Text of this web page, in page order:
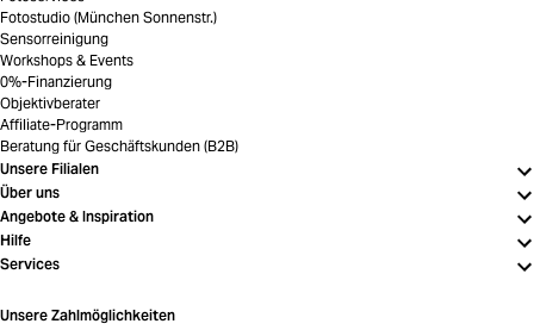
Fotostudio (München Sonnenstr.)
Sensorreinigung
Workshops & Events
0%-Finanzierung
Objektivberater
Affiliate-Programm
Beratung für Geschäftskunden (B2B)
Unsere Filialen
Über uns
Angebote & Inspiration
Hilfe
Services
Unsere Zahlmöglichkeiten